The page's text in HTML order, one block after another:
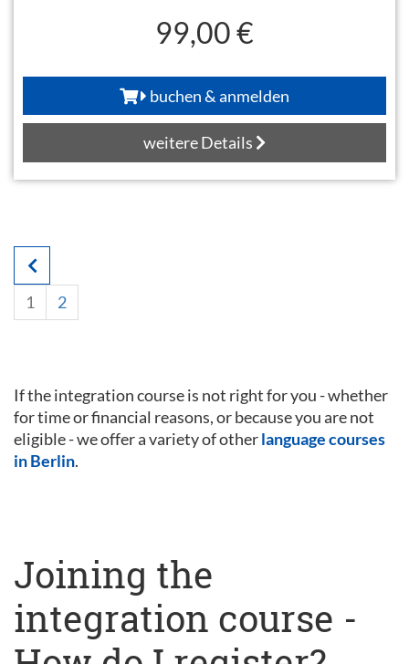
99,00 €
buchen & anmelden
weitere Details
1 2
If the integration course is not right for you - whether
for time or financial reasons, or because you are not
eligible - we offer a variety of otherlanguage courses
in Berlin.
Joining the
integration course -